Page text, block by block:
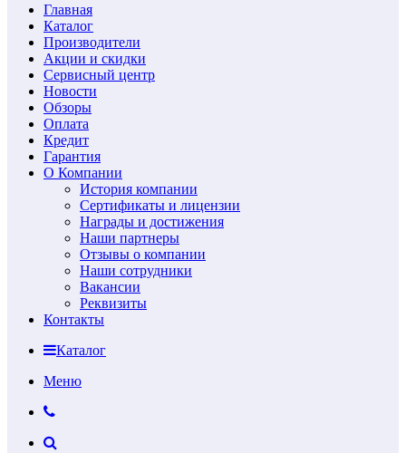
Главная
Каталог
Производители
Акции и скидки
Сервисный центр
Новости
Обзоры
Оплата
Кредит
Гарантия
О Компании
История компании
Сертификаты и лицензии
Награды и достижения
Наши партнеры
Отзывы о компании
Наши сотрудники
Вакансии
Реквизиты
Контакты
Каталог
Меню